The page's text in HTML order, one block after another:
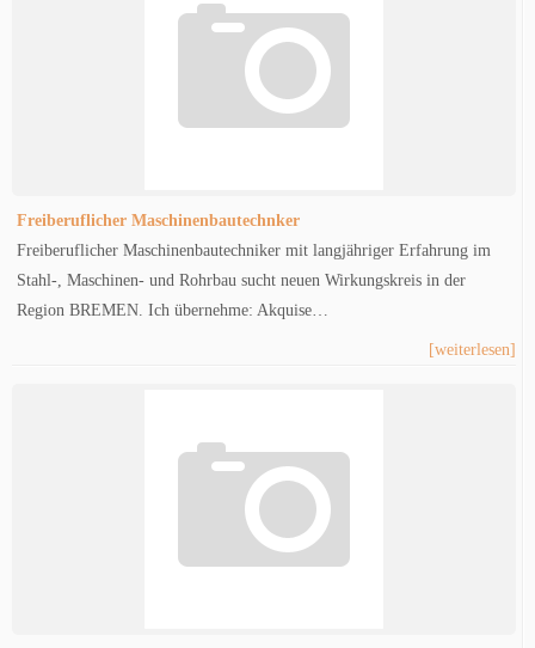
Freiberuflicher Maschinenbautechnker
Freiberuflicher Maschinenbautechniker mit langjähriger Erfahrung im
Stahl-, Maschinen- und Rohrbau sucht neuen Wirkungskreis in der
Region BREMEN. Ich übernehme: Akquise…
[weiterlesen]